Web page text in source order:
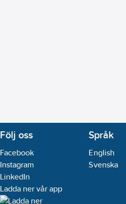
Följ oss
Facebook
Instagram
LinkedIn
Ladda ner vår app
Språk
English
Svenska